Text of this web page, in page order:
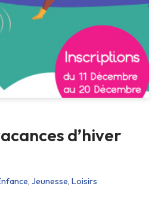
d’hiver
, Jeunesse, Loisirs